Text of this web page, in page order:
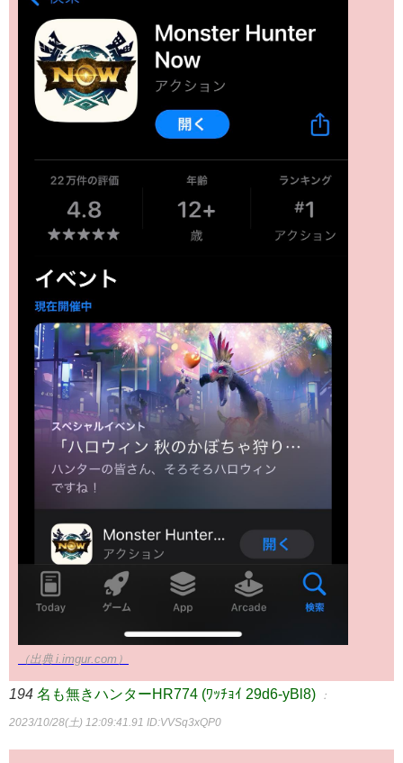
（出典 i.imgur.com）
194 名も無きハンターHR774 (ﾜｯﾁｮｲ 29d6-yBl8) ：
2023/10/28(土) 12:09:41.91 ID:VVSq3xQP0